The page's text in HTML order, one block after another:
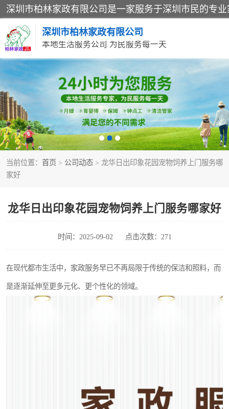
深圳市柏林家政有限公司
本地生活服务公司 为民服务每一天
当前位置： 首页 > 公司动态 > 龙华日出印象花园宠物饲养上门服务哪
家好
龙华日出印象花园宠物饲养上门服务哪家好
时间：2025-09-02 点击次数：271
在现代都市生活中，家政服务早已不再局限于传统的保洁和照料，而
是逐渐延伸至更多元化、更个性化的领域。
家居保洁
家庭保姆